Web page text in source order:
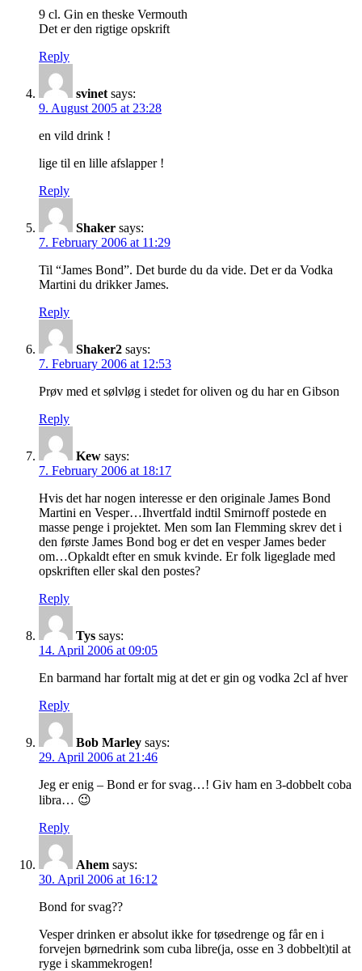
9 cl. Gin en theske Vermouth
Det er den rigtige opskrift
Reply
svinet says:
9. August 2005 at 23:28
en vild drink !
lige til en lille afslapper !
Reply
Shaker says:
7. February 2006 at 11:29
Til “James Bond”. Det burde du da vide. Det er da Vodka
Martini du drikker James.
Reply
Shaker2 says:
7. February 2006 at 12:53
Prøv med et sølvløg i stedet for oliven og du har en Gibson
Reply
Kew says:
7. February 2006 at 18:17
Hvis det har nogen interesse er den originale James Bond
Martini en Vesper…Ihvertfald indtil Smirnoff postede en
masse penge i projektet. Men som Ian Flemming skrev det i
den første James Bond bog er det en vesper James beder
om…Opkaldt efter en smuk kvinde. Er folk ligeglade med
opskriften eller skal den postes?
Reply
Tys says:
14. April 2006 at 09:05
En barmand har fortalt mig at det er gin og vodka 2cl af hver
Reply
Bob Marley says:
29. April 2006 at 21:46
Jeg er enig – Bond er for svag…! Giv ham en 3-dobbelt coba
libra… 😉
Reply
Ahem says:
30. April 2006 at 16:12
Bond for svag??
Vesper drinken er absolut ikke for tøsedrenge og får en i
forvejen børnedrink som cuba libre(ja, osse en 3 dobbelt)til at
ryge i skammekrogen!